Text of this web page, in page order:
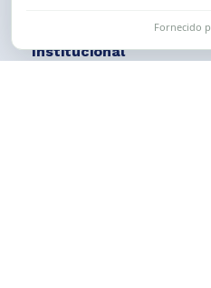
Institucional